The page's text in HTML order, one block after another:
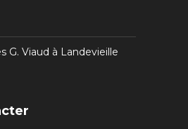
G. Viaud à Landevieille